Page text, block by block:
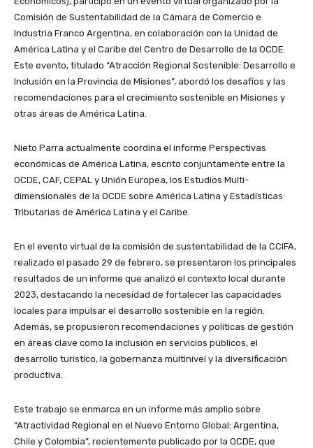
Comisión de Sustentabilidad de la Cámara de Comercio e
Industria Franco Argentina, en colaboración con la Unidad de
América Latina y el Caribe del Centro de Desarrollo de la OCDE.
Este evento, titulado “Atracción Regional Sostenible: Desarrollo e
Inclusión en la Provincia de Misiones”, abordó los desafíos y las
recomendaciones para el crecimiento sostenible en Misiones y
otras áreas de América Latina.
Nieto Parra actualmente coordina el informe Perspectivas
económicas de América Latina, escrito conjuntamente entre la
OCDE, CAF, CEPAL y Unión Europea, los Estudios Multi-
dimensionales de la OCDE sobre América Latina y Estadísticas
Tributarias de América Latina y el Caribe.
En el evento virtual de la comisión de sustentabilidad de la CCIFA,
realizado el pasado 29 de febrero, se presentaron los principales
resultados de un informe que analizó el contexto local durante
2023, destacando la necesidad de fortalecer las capacidades
locales para impulsar el desarrollo sostenible en la región.
Además, se propusieron recomendaciones y políticas de gestión
en áreas clave como la inclusión en servicios públicos, el
desarrollo turístico, la gobernanza multinivel y la diversificación
productiva.
Este trabajo se enmarca en un informe más amplio sobre
“Atractividad Regional en el Nuevo Entorno Global: Argentina,
Chile y Colombia”, recientemente publicado por la OCDE, que